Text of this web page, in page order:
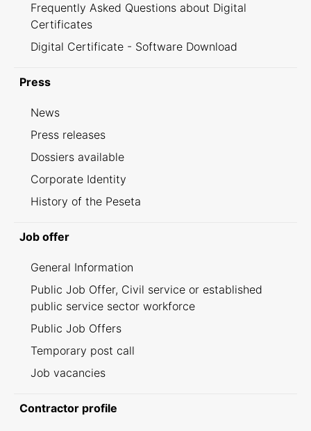
Frequently Asked Questions about Digital
Certificates
Digital Certificate - Software Download
Press
News
Press releases
Dossiers available
Corporate Identity
History of the Peseta
Job offer
General Information
Public Job Offer, Civil service or established
public service sector workforce
Public Job Offers
Temporary post call
Job vacancies
Contractor profile